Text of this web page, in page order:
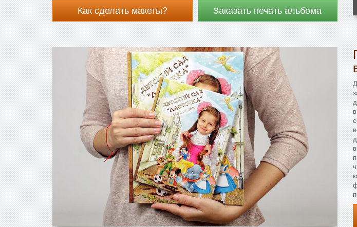
Как сделать макеты? Заказать печать альбома